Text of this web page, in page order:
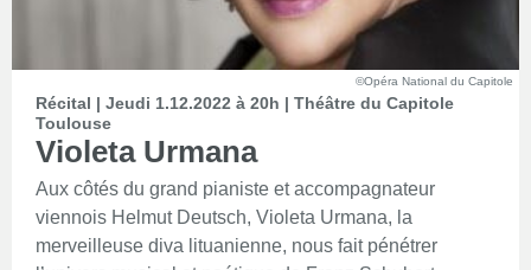
©Opéra National du Capitole
Récital | Jeudi 1.12.2022 à 20h | Théâtre du Capitole
Toulouse
Violeta Urmana
Aux côtés du grand pianiste et accompagnateur
viennois Helmut Deutsch, Violeta Urmana, la
merveilleuse diva lituanienne, nous fait pénétrer